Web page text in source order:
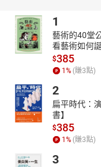
1
藝術的40堂
看藝術如何
$385
1% (賺3點)
2
扁平時代：
書】
$385
1% (賺3點)
3